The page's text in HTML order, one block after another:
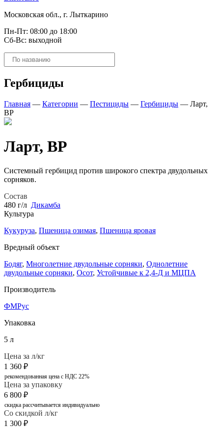
Московская обл., г. Лыткарино
Пн-Пт: 08:00 до 18:00
Сб-Вс: выходной
Поиск
товаров
Гербициды
Главная — Категории — Пестициды — Гербициды — Ларт,
ВР
Ларт, ВР
Системный гербицид против широкого спектра двудольных
сорняков.
Состав
480 г/л Дикамба
Культура
Кукуруза, Пшеница озимая, Пшеница яровая
Вредный объект
Бодяг, Многолетние двудольные сорняки, Однолетние
двудольные сорняки, Осот, Устойчивые к 2,4-Д и МЦПА
Производитель
ФМРус
Упаковка
5 л
Цена за л/кг
1 360 ₽
рекомендованная цена с НДС 22%
Цена за упаковку
6 800 ₽
скидка рассчитывается индивидуально
Со скидкой л/кг
1 300 ₽